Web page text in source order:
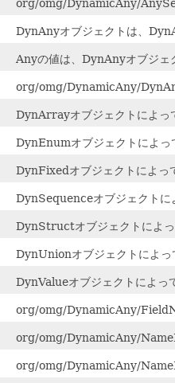
org/omg/DynamicAny/
DynAnyオブジェクトは、
Anyの値は、DynAnyオブジェ
org/omg/DynamicAny/
DynArrayオブジェクトによっ
DynEnumオブジェクトによっ
DynFixedオブジェクトによっ
DynSequenceオブジェクトに
DynStructオブジェクトによ
DynUnionオブジェクトによっ
DynValueオブジェクトによっ
org/omg/DynamicAny/
org/omg/DynamicAny/
org/omg/DynamicAny/